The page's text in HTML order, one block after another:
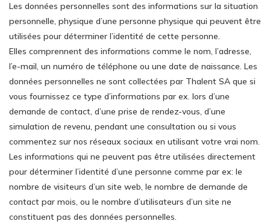
Les données personnelles sont des informations sur la situation
personnelle, physique d’une personne physique qui peuvent être
utilisées pour déterminer l’identité de cette personne.
Elles comprennent des informations comme le nom, l’adresse,
l’e-mail, un numéro de téléphone ou une date de naissance. Les
données personnelles ne sont collectées par Thalent SA que si
vous fournissez ce type d’informations par ex. lors d’une
demande de contact, d’une prise de rendez-vous, d’une
simulation de revenu, pendant une consultation ou si vous
commentez sur nos réseaux sociaux en utilisant votre vrai nom.
Les informations qui ne peuvent pas être utilisées directement
pour déterminer l’identité d’une personne comme par ex: le
nombre de visiteurs d’un site web, le nombre de demande de
contact par mois, ou le nombre d’utilisateurs d’un site ne
constituent pas des données personnelles.